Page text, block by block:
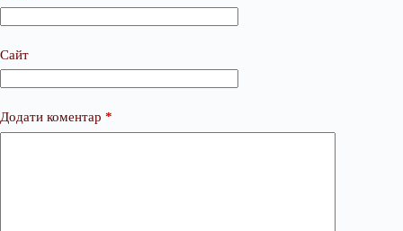
Сайт
Додати коментар *